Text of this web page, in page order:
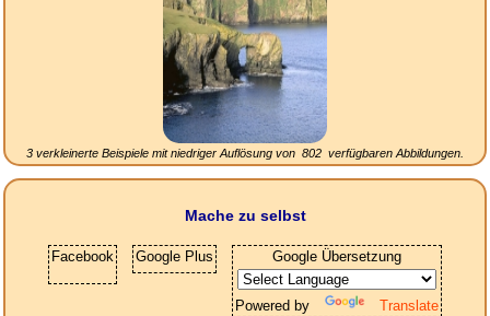
3 verkleinerte Beispiele mit niedriger Auflösung von 802 verfügbaren Abbildungen.
Mache zu selbst
Facebook Google Plus Google Übersetzung
Powered by Translate